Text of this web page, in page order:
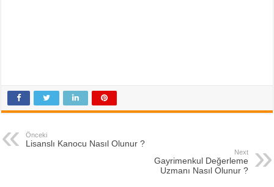
Önceki
Lisanslı Kanocu Nasıl Olunur ?
Next
Gayrimenkul Değerleme
Uzmanı Nasıl Olunur ?